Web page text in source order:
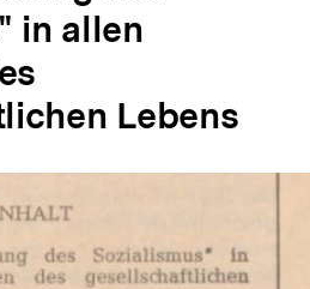
in allen
Lebens